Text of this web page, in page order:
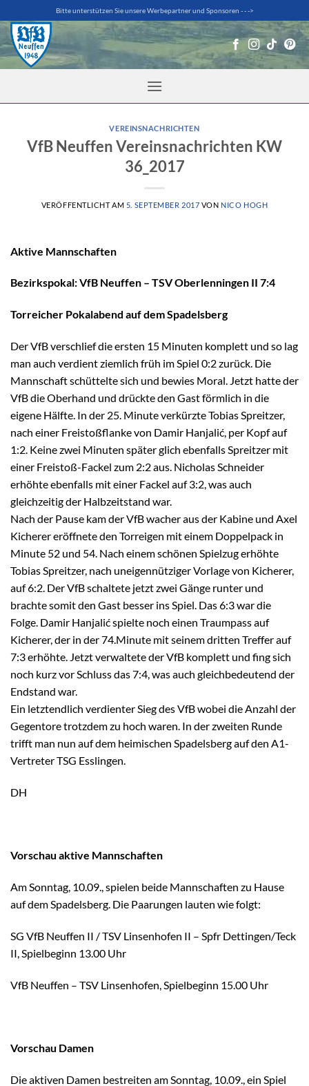
Inhalt
springen
Bitte unterstützen Sie unsere Werbepartner und Sponsoren - - ->
VEREINSNACHRICHTEN
VfB Neuffen Vereinsnachrichten KW
36_2017
VERÖFFENTLICHT AM 5. SEPTEMBER 2017 VON NICO HOGH
Aktive Mannschaften
Bezirkspokal: VfB Neuffen – TSV Oberlenningen II 7:4
Torreicher Pokalabend auf dem Spadelsberg
Der VfB verschlief die ersten 15 Minuten komplett und so lag
man auch verdient ziemlich früh im Spiel 0:2 zurück. Die
Mannschaft schüttelte sich und bewies Moral. Jetzt hatte der
VfB die Oberhand und drückte den Gast förmlich in die
eigene Hälfte. In der 25. Minute verkürzte Tobias Spreitzer,
nach einer Freistoßflanke von Damir Hanjalić, per Kopf auf
1:2. Keine zwei Minuten später glich ebenfalls Spreitzer mit
einer Freistoß-Fackel zum 2:2 aus. Nicholas Schneider
erhöhte ebenfalls mit einer Fackel auf 3:2, was auch
gleichzeitig der Halbzeitstand war.
Nach der Pause kam der VfB wacher aus der Kabine und Axel
Kicherer eröffnete den Torreigen mit einem Doppelpack in
Minute 52 und 54. Nach einem schönen Spielzug erhöhte
Tobias Spreitzer, nach uneigennütziger Vorlage von Kicherer,
auf 6:2. Der VfB schaltete jetzt zwei Gänge runter und
brachte somit den Gast besser ins Spiel. Das 6:3 war die
Folge. Damir Hanjalić spielte noch einen Traumpass auf
Kicherer, der in der 74.Minute mit seinem dritten Treffer auf
7:3 erhöhte. Jetzt verwaltete der VfB komplett und fing sich
noch kurz vor Schluss das 7:4, was auch gleichbedeutend der
Endstand war.
Ein letztendlich verdienter Sieg des VfB wobei die Anzahl der
Gegentore trotzdem zu hoch waren. In der zweiten Runde
trifft man nun auf dem heimischen Spadelsberg auf den A1-
Vertreter TSG Esslingen.
DH
Vorschau aktive Mannschaften
Am Sonntag, 10.09., spielen beide Mannschaften zu Hause
auf dem Spadelsberg. Die Paarungen lauten wie folgt:
SG VfB Neuffen II / TSV Linsenhofen II – Spfr Dettingen/Teck
II, Spielbeginn 13.00 Uhr
VfB Neuffen – TSV Linsenhofen, Spielbeginn 15.00 Uhr
Vorschau Damen
Die aktiven Damen bestreiten am Sonntag, 10.09., ein Spiel